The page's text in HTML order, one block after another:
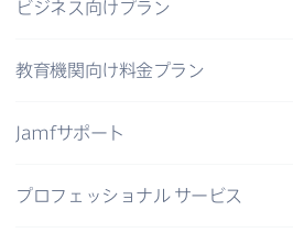
ビジネス向けプラン
教育機関向け料金プラン
Jamfサポート
プロフェッショナル サービス